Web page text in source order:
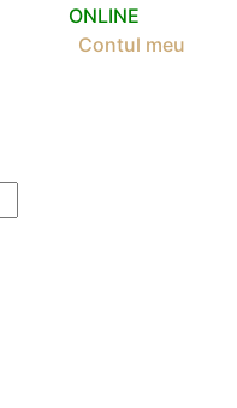
ONLINE
Contul meu